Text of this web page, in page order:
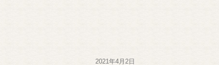
2021年4月2日